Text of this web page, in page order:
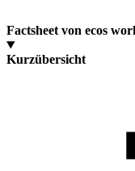
Factsheet von ecos
Kurzübersicht